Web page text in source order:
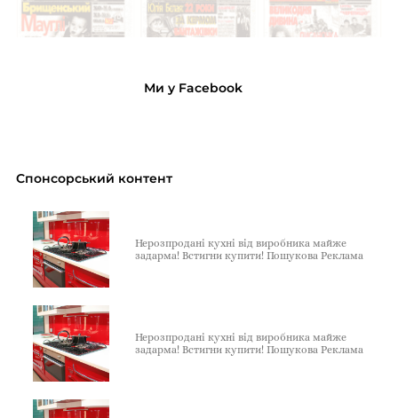
Ми у Facebook
Спонсорський контент
Нерозпродані кухні від виробника майже
задарма! Встигни купити! Пошукова Реклама
Нерозпродані кухні від виробника майже
задарма! Встигни купити! Пошукова Реклама